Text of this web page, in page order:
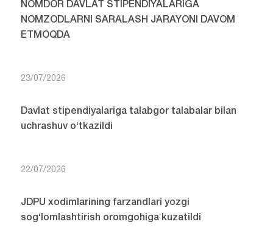
NOMDOR DAVLAT STIPENDIYALARIGA
NOMZODLARNI SARALASH JARAYONI DAVOM
ETMOQDA
23/07/2026
Davlat stipendiyalariga talabgor talabalar bilan
uchrashuv o‘tkazildi
22/07/2026
JDPU xodimlarining farzandlari yozgi
sog‘lomlashtirish oromgohiga kuzatildi